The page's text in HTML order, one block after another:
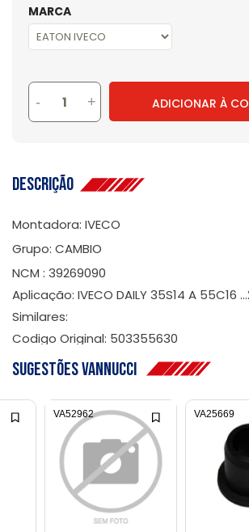
MARCA
- + ADICIONAR À
Descrição
Montadora: IVECO
Grupo: CAMBIO
NCM : 39269090
Aplicação: IVECO DAILY 35S14 A 55C16
Similares:
Codigo Original: 503355630
Sugestões Vannucci
VA52962 VA25669